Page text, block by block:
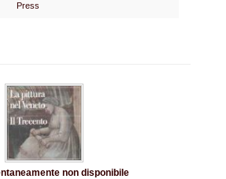
Press
non disponibile